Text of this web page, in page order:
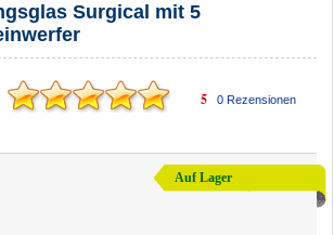
Surgical mit 5
5 0Rezensionen
Auf Lager